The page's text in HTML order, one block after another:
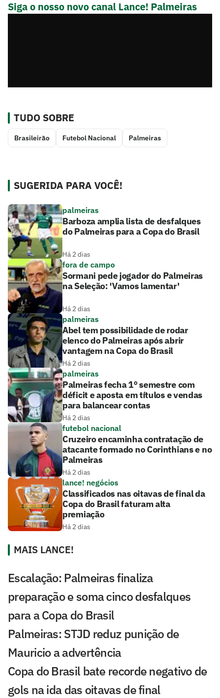
Siga o nosso novo canal Lance! Palmeiras
TUDO SOBRE
Brasileirão Futebol Nacional Palmeiras
SUGERIDA PARA VOCÊ!
palmeiras
Barboza amplia lista de desfalques
do Palmeiras para a Copa do Brasil
Há 2 dias
fora de campo
Sormani pede jogador do Palmeiras
na Seleção: 'Vamos lamentar'
Há 2 dias
palmeiras
Abel tem possibilidade de rodar
elenco do Palmeiras após abrir
vantagem na Copa do Brasil
Há 2 dias
palmeiras
Palmeiras fecha 1° semestre com
déficit e aposta em títulos e vendas
para balancear contas
Há 2 dias
futebol nacional
Cruzeiro encaminha contratação de
atacante formado no Corinthians e no
Palmeiras
Há 2 dias
lance! negócios
Classificados nas oitavas de final da
Copa do Brasil faturam alta
premiação
Há 2 dias
MAIS LANCE!
Escalação: Palmeiras finaliza
preparação e soma cinco desfalques
para a Copa do Brasil
Palmeiras: STJD reduz punição de
Mauricio a advertência
Copa do Brasil bate recorde negativo de
gols na ida das oitavas de final